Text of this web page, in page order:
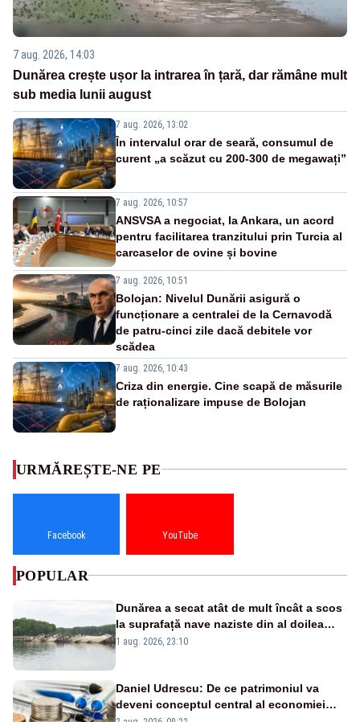
7 aug. 2026, 14:03
Dunărea crește ușor la intrarea în țară, dar rămâne mult
sub media lunii august
7 aug. 2026, 13:02
În intervalul orar de seară, consumul de
curent „a scăzut cu 200-300 de megawați”
7 aug. 2026, 10:57
ANSVSA a negociat, la Ankara, un acord
pentru facilitarea tranzitului prin Turcia al
carcaselor de ovine și bovine
7 aug. 2026, 10:51
Bolojan: Nivelul Dunării asigură o
funcționare a centralei de la Cernavodă
de patru-cinci zile dacă debitele vor
scădea
7 aug. 2026, 10:43
Criza din energie. Cine scapă de măsurile
de raționalizare impuse de Bolojan
URMĂREȘTE-NE PE
Facebook YouTube
POPULAR
Dunărea a secat atât de mult încât a scos
la suprafață nave naziste din al doilea
război mondial
1 aug. 2026, 23:10
Daniel Udrescu: De ce patrimoniul va
deveni conceptul central al economiei